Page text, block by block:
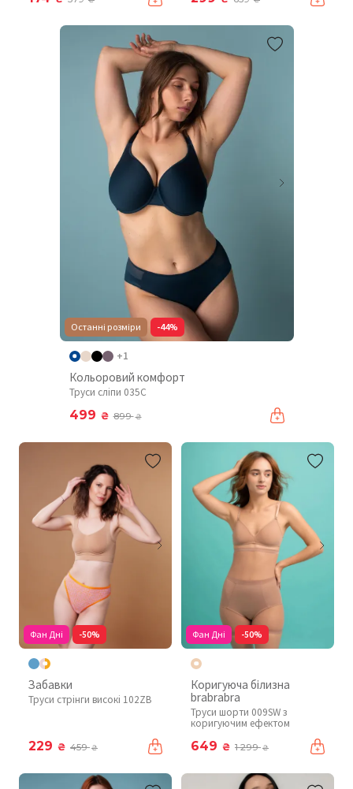
Останні розміри -44%
+1
Кольоровий комфорт
Труси сліпи 035C
499 ₴ 899₴
Фан Дні -50%
Забавки
Труси стрінги високі 102ZB
229 ₴ 459₴
Фан Дні -50%
Коригуюча білизна
brabrabra
Труси шорти 009SW з
коригуючим ефектом
649 ₴ 1 299₴